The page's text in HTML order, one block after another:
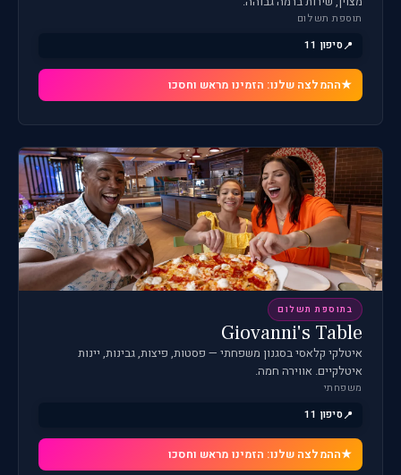
תוספת תשלום
סיפון 11
ההמלצה שלנו: הזמינו מראש וחסכו
בתוספת תשלום
Giovanni's Table
איטלקי קלאסי בסגנון משפחתי — פסטות, פיצות, גבינות, יינות
איטלקיים. אווירה חמה.
משפחתי
סיפון 11
ההמלצה שלנו: הזמינו מראש וחסכו